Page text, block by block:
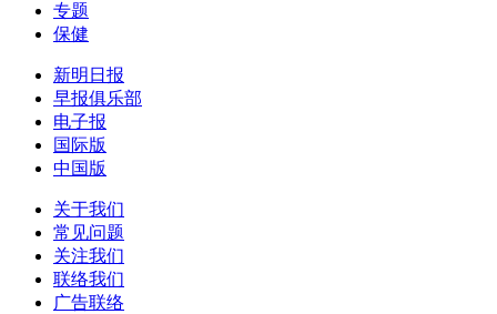
专题
保健
新明日报
早报俱乐部
电子报
国际版
中国版
关于我们
常见问题
关注我们
联络我们
广告联络